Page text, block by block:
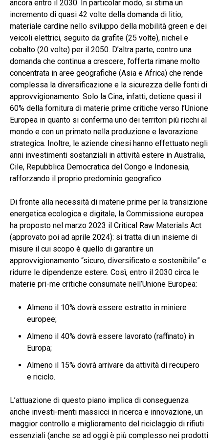
ancora entro il 2030. In particolar modo, si stima un
incremento di quasi 42 volte della domanda di litio,
materiale cardine nello sviluppo della mobilità green e dei
veicoli elettrici, seguito da grafite (25 volte), nichel e
cobalto (20 volte) per il 2050. D’altra parte, contro una
domanda che continua a crescere, l’offerta rimane molto
concentrata in aree geografiche (Asia e Africa) che rende
complessa la diversificazione e la sicurezza delle fonti di
approvvigionamento. Solo la Cina, infatti, detiene quasi il
60% della fornitura di materie prime critiche verso l’Unione
Europea in quanto si conferma uno dei territori più ricchi al
mondo e con un primato nella produzione e lavorazione
strategica. Inoltre, le aziende cinesi hanno effettuato negli
anni investimenti sostanziali in attività estere in Australia,
Cile, Repubblica Democratica del Congo e Indonesia,
rafforzando il proprio predominio geografico.
Di fronte alla necessità di materie prime per la transizione
energetica ecologica e digitale, la Commissione europea
ha proposto nel marzo 2023 il Critical Raw Materials Act
(approvato poi ad aprile 2024): si tratta di un insieme di
misure il cui scopo è quello di garantire un
approvvigionamento “sicuro, diversificato e sostenibile” e
ridurre le dipendenze estere. Così, entro il 2030 circa le
materie pri-me critiche consumate nell’Unione Europea:
Almeno il 10% dovrà essere estratto in miniere
europee;
Almeno il 40% dovrà essere lavorato (raffinato) in
Europa;
Almeno il 15% dovrà arrivare da attività di recupero
e riciclo.
L’attuazione di questo piano implica di conseguenza
anche investi-menti massicci in ricerca e innovazione, un
maggior controllo e miglioramento del riciclaggio di rifiuti
essenziali (anche se ad oggi è più complesso nei prodotti